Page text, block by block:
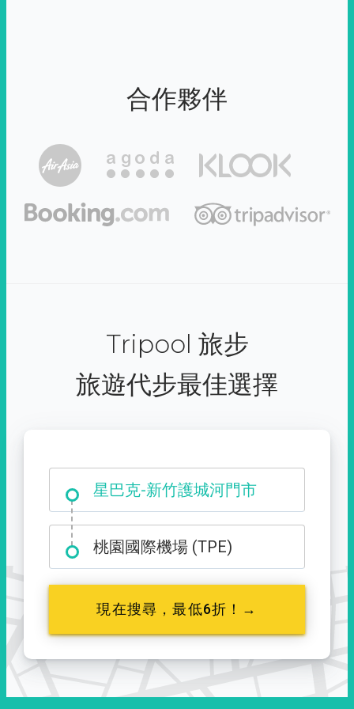
合作夥伴
Tripool 旅步
旅遊代步最佳選擇
星巴克-新竹護城河門市
大霸尖山登山口
桃園國際機場 (TPE)
現在搜尋，最低6折！→